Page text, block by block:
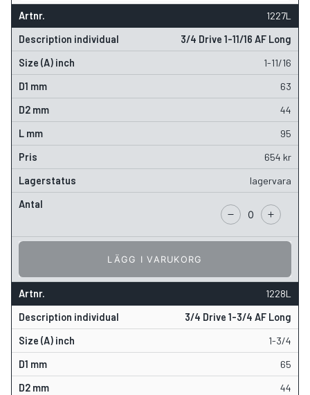
1227L
3/4 Drive 1-11/16 AF Long
1-11/16
63
44
95
654 kr
lagervara
LÄGG I VARUKORG
1228L
3/4 Drive 1-3/4 AF Long
1-3/4
65
44